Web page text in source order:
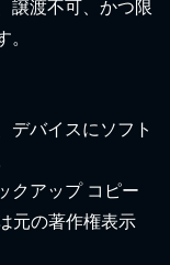
譲渡不可、かつ限
デバイスにソフト
クアップ コピー
元の著作権表示